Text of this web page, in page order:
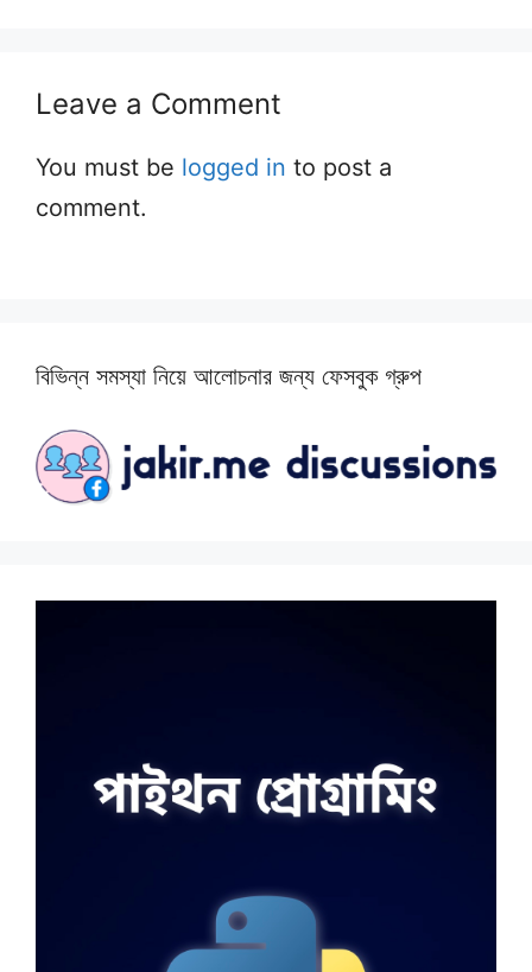
Leave a Comment
You must be logged in to post a
comment.
বিভিন্ন সমস্যা নিয়ে আলোচনার জন্য ফেসবুক গ্রুপ